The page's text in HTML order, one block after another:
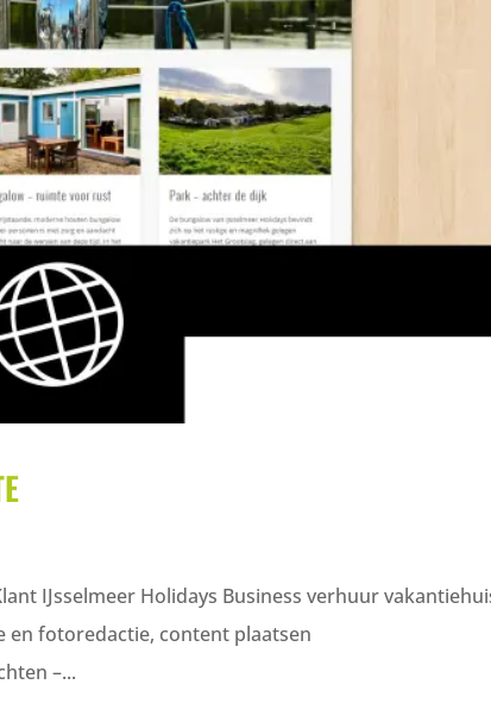
IJsselmeer Holidays Business verhuur
en fotoredactie, content plaatsen
–...